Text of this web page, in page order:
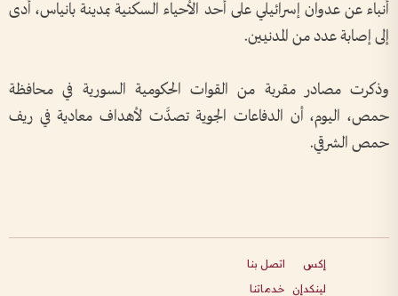
أنباء عن عدوان إسرائيلي على أحد الأحياء السكنية بمدينة بانياس، أدى
إلى إصابة عدد من المدنيين.
وذكرت مصادر مقربة من القوات الحكومية السورية في محافظة
حمص، اليوم، أن الدفاعات الجوية تصدَّت لأهداف معادية في ريف
حمص الشرقي.
إكس
لينكدإن
اتصل بنا
خدماتنا